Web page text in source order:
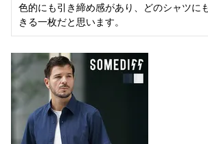
色的にも引き締め感があり、どのシャツに
きる一枚だと思います。